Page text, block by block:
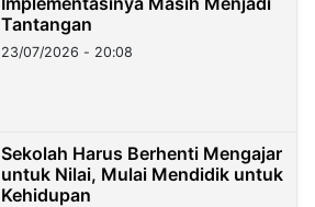
Tantangan
23/07/2026 - 20:08
Sekolah Harus Berhenti Mengajar
untuk Nilai, Mulai Mendidik untuk
Kehidupan